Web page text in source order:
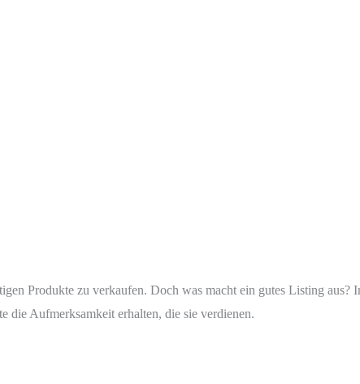
Produkte zu verkaufen. Doch was macht ein gutes Listing aus?
die Aufmerksamkeit erhalten, die sie verdienen.